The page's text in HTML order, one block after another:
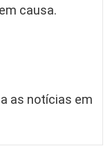
causa.
as notícias em